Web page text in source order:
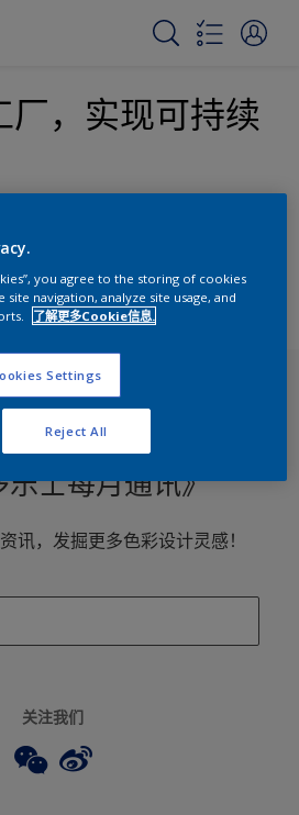
厂，实现可持续
迹 阿克苏诺贝尔 平涂涂料（内墙）
告
乐士每月通讯》
讯，发掘更多色彩设计灵感！
关注我们
you agree to the storing of cookies
navigation, analyze site usage, and
了解更多Cookie信息.
Settings
Reject All